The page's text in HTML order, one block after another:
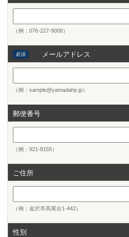
（例：076-227-9008）
メールアドレス
必須
（例：sample@yamadahp.jp）
郵便番号
（例：921-8155）
ご住所
（例：金沢市高尾台1-442）
性別